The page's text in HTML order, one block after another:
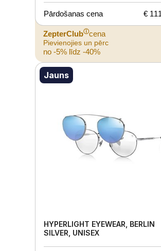
Pārdošanas cena €
ZepterClubⓘcena
Pievienojies un pērc
no -5% līdz -40%
Jauns
HYPERLIGHT EYEWEAR, BERLIN
SILVER, UNISEX